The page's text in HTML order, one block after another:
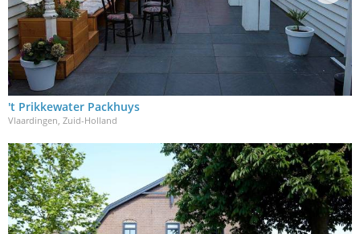
't Prikkewater Packhuys
Vlaardingen, Zuid-Holland